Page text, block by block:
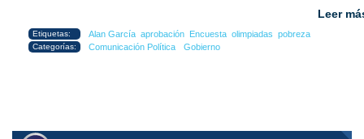
Leer
Etiquetas: Alan García aprobación Encuesta olimpiadas pobreza
Categorías: Comunicación Política Gobierno